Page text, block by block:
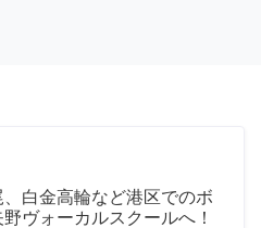
白金高輪など港区でのボ
ヴォーカルスクールへ！